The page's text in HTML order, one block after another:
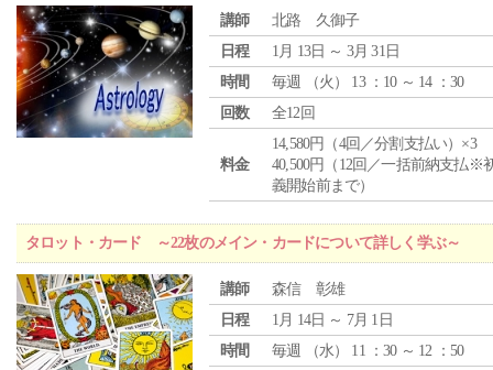
講師
北路 久御子
日程
1月 13日 ～ 3月 31日
時間
毎週 （火 ） 13 ：10 ～ 14 ：30
回数
全12回
料金
14,580円（4回／分割支払い）×3
40,500円（12回／一括前納支払※
義開始前まで）
タロット・カード ～22枚のメイン・カードについて詳しく学ぶ～
講師
森信 彰雄
日程
1月 14日 ～ 7月 1日
時間
毎週 （水） 11 ：30 ～ 12 ：50